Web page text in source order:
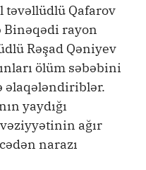
Qafarov
Binəqədi rayon
Rəşad Qəniyev
ölüm səbəbini
əlaqələndiriblər.
yaydığı
ağır
narazı